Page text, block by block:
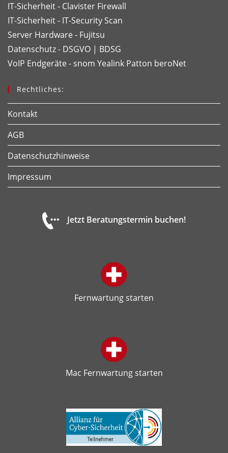
IT-Sicherheit - Clavister Firewall
IT-Sicherheit - IT-Security Scan
Server Hardware - Fujitsu
Datenschutz - DSGVO | BDSG
VoIP Endgeräte - snom Yealink Patton beroNet
Rechtliches:
Kontakt
AGB
Datenschutzhinweise
Impressum
Jetzt Beratungstermin buchen!
Fernwartung starten
Mac Fernwartung starten